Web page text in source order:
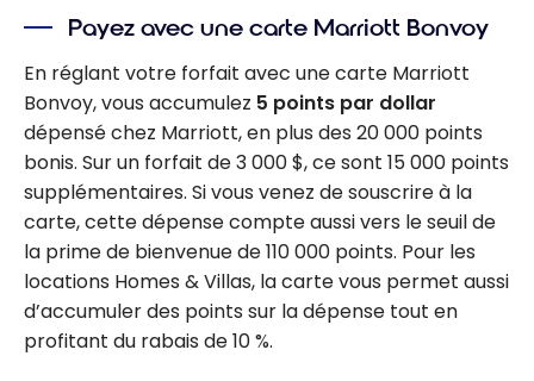
Payez avec une carte Marriott Bonvoy
En réglant votre forfait avec une carte Marriott
Bonvoy, vous accumulez 5 points par dollar
dépensé chez Marriott, en plus des 20 000 points
bonis. Sur un forfait de 3 000 $, ce sont 15 000 points
supplémentaires. Si vous venez de souscrire à la
carte, cette dépense compte aussi vers le seuil de
la prime de bienvenue de 110 000 points. Pour les
locations Homes & Villas, la carte vous permet aussi
d’accumuler des points sur la dépense tout en
profitant du rabais de 10 %.